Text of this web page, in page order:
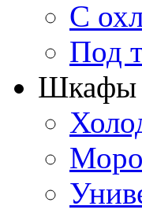
С
Под
Шкафы